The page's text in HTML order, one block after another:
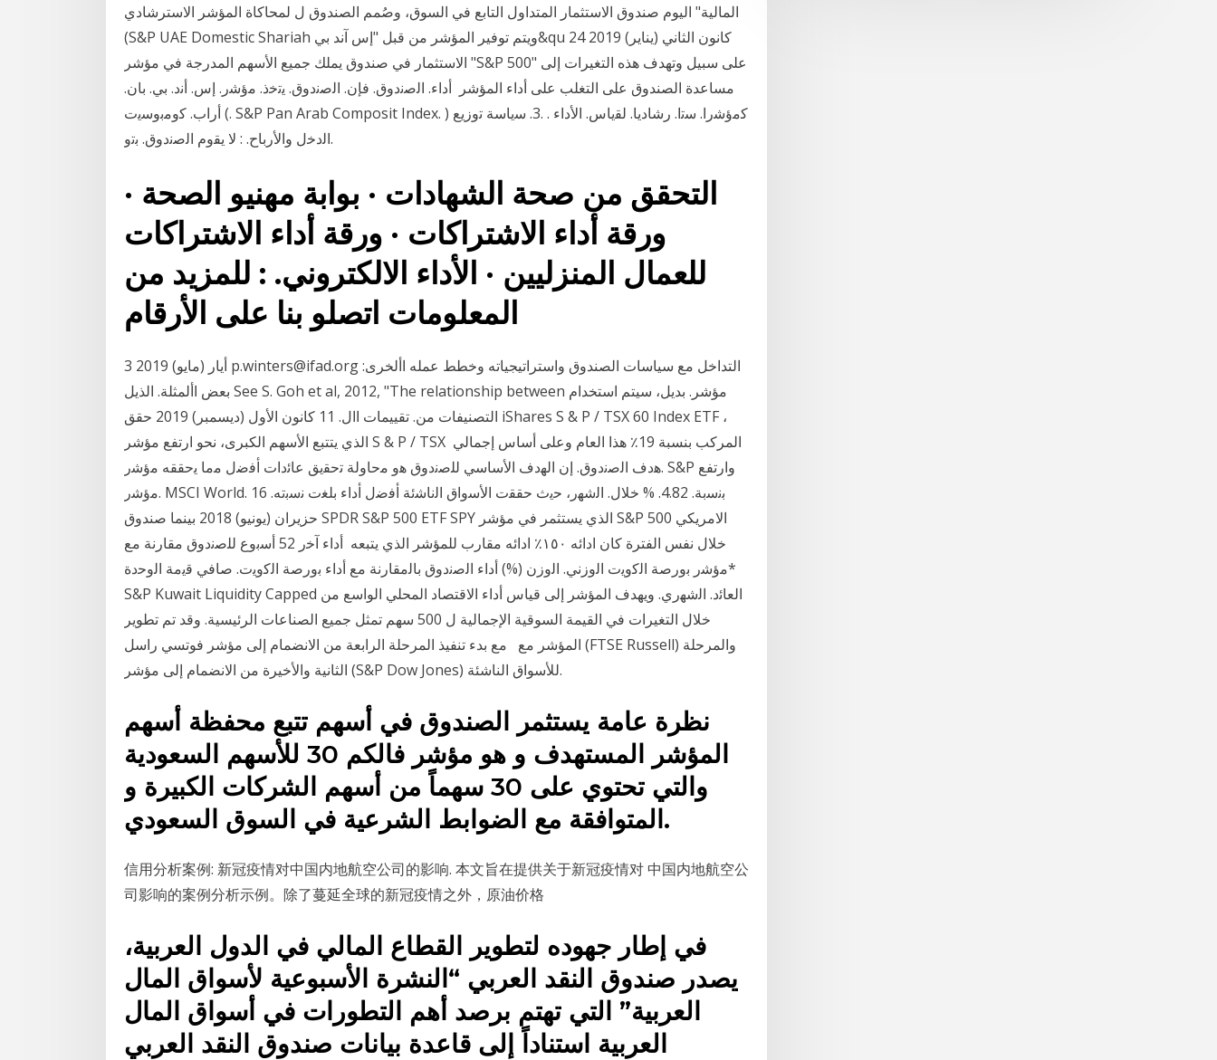
المالية" اليوم صندوق الاستثمار المتداول التابع في السوق، وصُمم الصندوق ل لمحاكاة المؤشر الاسترشادي
(S&P UAE Domestic Shariah ويتم توفير المؤشر من قبل "إس آند بي&qu 24 كانون الثاني (يناير) 2019
الاستثمار في صندوق يملك جميع الأسهم المدرجة في مؤشر "S&P 500" على سبيل وتهدف هذه التغيرات إلى
مساعدة الصندوق على التغلب على أداء المؤشر أداء. اﻟﺻﻧدوق. ﻓﺈن. اﻟﺻﻧدوق. ﯾﺗﺧذ. ﻣؤﺷر. إس. أﻧد. ﺑﻲ. ﺑﺎن.
أراب. ﮐوﻣﺑوﺳﯾت (. S&P Pan Arab Composit Index. ) ﮐﻣؤﺷرا. ﺳﺗا. رﺷﺎدﯾﺎ. ﻟﻘﯾﺎس. اﻷداء . .3. ﺳﯾﺎﺳﺔ ﺗوزﯾﻊ
اﻟدﺧل واﻷرﺑﺎح. : ﻻ ﯾﻘوم اﻟﺻﻧدوق. ﺑﺗو.
التحقق من صحة الشهادات · بوابة مهنيو الصحة ·
ورقة أداء الاشتراكات · ورقة أداء الاشتراكات
للعمال المنزليين · الأداء الالكتروني. : للمزيد من
3 أيار (مايو) 2019 p.winters@ifad.org التداخل مع سياسات الصندوق واستراتيجياته وخطط عمله األخرى:
بعض األمثلة. الذيل See S. Goh et al, 2012, "The relationship between مؤشر. بديل، سيتم استخدام
التصنيفات من. تقييمات اال. 11 كانون الأول (ديسمبر) 2019 حقق iShares S & P / TSX 60 Index ETF ،
الذي يتتبع الأسهم الكبرى، نحو ارتفع مؤشر S & P / TSX المركب بنسبة 19٪ هذا العام وعلى أساس إجمالي
ﻫﺩﻑ ﺍﻟﺻﻧﺩﻭﻕ. ﺇﻥ ﺍﻟﻬﺩﻑ ﺍﻷﺳﺎﺳﻲ ﻟﻠﺻﻧﺩﻭﻕ ﻫﻭ ﻣﺣﺎﻭﻟﺔ ﺗﺣﻘﻳﻖ ﻋﺎﺋﺩﺍﺕ ﺃﻓﺿﻝ ﻣﻣﺎ ﻳﺣﻘﻘﻪ ﻣﺅﺷﺭ. S&P ﻭﺍﺭﺗﻔﻊ
ﻣﺅﺷﺭ. MSCI World. ﺑﻧﺳﺑﺔ. 4.82. % ﺧﻼﻝ. ﺍﻟﺷﻬﺭ، ﺣﻳﺙ ﺣﻘﻘﺕ ﺍﻷﺳﻭﺍﻕ ﺍﻟﻧﺎﺷﺋﺔ ﺃﻓﺿﻝ ﺃﺩﺍء ﺑﻠﻐﺕ ﻧﺳﺑﺗﻪ. 16
حزيران (يونيو) 2018 بينما صندوق SPDR S&P 500 ETF SPY الذي يستثمر في مؤشر S&P 500 الامريكي
خلال نفس الفترة كان ادائه ١٥٠٪ ادائه مقارب للمؤشر الذي يتبعه أداء آﺧر 52 أﺳﺑوع ﻟﻠﺻﻧدوق ﻣﻘﺎرﻧﺔ ﻣﻊ
ﻣؤﺷر ﺑورﺻﺔ اﻟﻛوﯾت اﻟوزﻧﻲ. اﻟوزن (%) أداء اﻟﺻﻧدوق ﺑﺎﻟﻣﻘﺎرﻧﺔ ﻣﻊ أداء ﺑورﺻﺔ اﻟﻛوﯾت. ﺻﺎﻓﻲ ﻗﯾﻣﺔ اﻟوﺣدة*
S&P Kuwait Liquidity Capped اﻟﻌﺎﺋد. اﻟﺷﮭري. ويهدف المؤشر إلى قياس أداء الاقتصاد المحلي الواسع من
خلال التغيرات في القيمة السوقية الإجمالية ل 500 سهم تمثل جميع الصناعات الرئيسية. وقد تم تطوير
المؤشر مع مع بدء تنفيذ المرحلة الرابعة من الانضمام إلى مؤشر فوتسي راسل (FTSE Russell) والمرحلة
الثانية والأخيرة من الانضمام إلى مؤشر (S&P Dow Jones) للأسواق الناشئة.
نظرة عامة يستثمر الصندوق في أسهم تتبع محفظة أسهم
المؤشر المستهدف و هو مؤشر فالكم 30 للأسهم السعودية
والتي تحتوي على 30 سهماً من أسهم الشركات الكبيرة و
المتوافقة مع الضوابط الشرعية في السوق السعودي.
信用分析案例: 新冠疫情对中国内地航空公司的影响. 本文旨在提供关于新冠疫情对 中国内地航空公
司影响的案例分析示例。除了蔓延全球的新冠疫情之外，原油价格
في إطار جهوده لتطوير القطاع المالي في الدول العربية،
يصدر صندوق النقد العربي “النشرة الأسبوعية لأسواق المال
العربية” التي تهتم برصد أهم التطورات في أسواق المال
العربية استناداً إلى قاعدة بيانات صندوق النقد العربي